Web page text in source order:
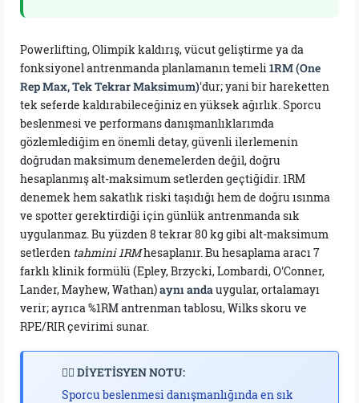
Powerlifting, Olimpik kaldırış, vücut geliştirme ya da
fonksiyonel antrenmanda planlamanın temeli 1RM (One
Rep Max, Tek Tekrar Maksimum)'dur; yani bir hareketten
tek seferde kaldırabileceğiniz en yüksek ağırlık. Sporcu
beslenmesi ve performans danışmanlıklarımda
gözlemlediğim en önemli detay, güvenli ilerlemenin
doğrudan maksimum denemelerden değil, doğru
hesaplanmış alt-maksimum setlerden geçtiğidir. 1RM
denemek hem sakatlık riski taşıdığı hem de doğru ısınma
ve spotter gerektirdiği için günlük antrenmanda sık
uygulanmaz. Bu yüzden 8 tekrar 80 kg gibi alt-maksimum
setlerden tahmini 1RMhesaplanır. Bu hesaplama aracı 7
farklı klinik formülü (Epley, Brzycki, Lombardi, O'Conner,
Lander, Mayhew, Wathan)aynı anda uygular, ortalamayı
verir; ayrıca %1RM antrenman tablosu, Wilks skoru ve
RPE/RIR çevirimi sunar.
👩‍⚕️ DİYETİSYEN NOTU:
Sporcu beslenmesi danışmanlığında en sık